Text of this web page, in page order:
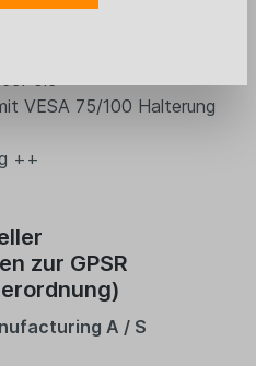
VESA 75/100 Halterung
++
zur GPSR
A / S